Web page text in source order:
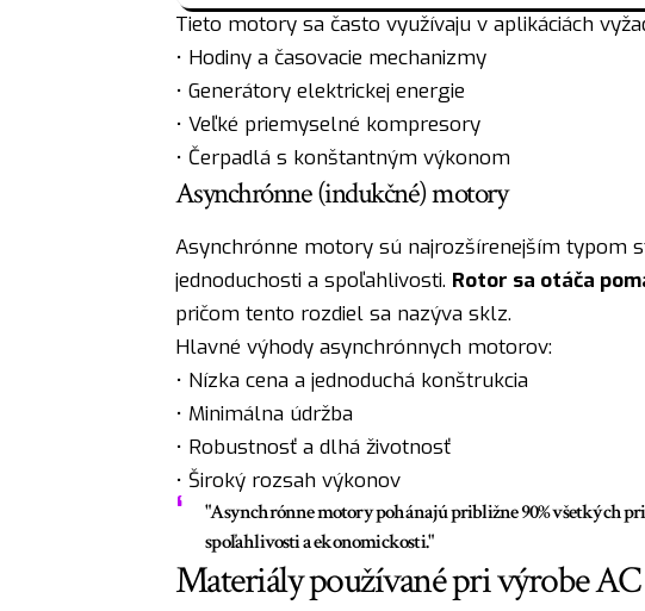
Tieto motory sa často využívaju v aplikáciách
• Hodiny a časovacie mechanizmy
• Generátory elektrickej energie
• Veľké priemyselné kompresory
• Čerpadlá s konštantným výkonom
Asynchrónne (indukčné) motory
Asynchrónne motory sú najrozšírenejším typom
jednoduchosti a spoľahlivosti. Rotor sa otáča
pričom tento rozdiel sa nazýva sklz.
Hlavné výhody asynchrónnych motorov:
• Nízka cena a jednoduchá konštrukcia
• Minimálna údržba
• Robustnosť a dlhá životnosť
• Široký rozsah výkonov
"Asynchrónne motory pohánajú približne 90% všetkých
spoľahlivosti a ekonomickosti."
Materiály používané pri výrobe